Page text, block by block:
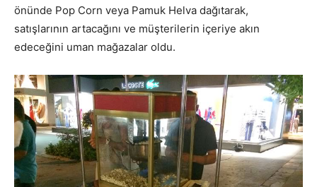
önünde Pop Corn veya Pamuk Helva dağıtarak,
satışlarının artacağını ve müşterilerin içeriye akın
edeceğini uman mağazalar oldu.